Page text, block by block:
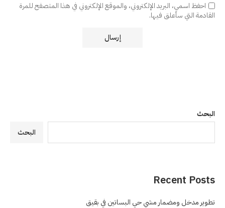
احفظ اسمي، البريد الإلكتروني، والموقع الإلكتروني في هذا المتصفح للمرة
القادمة التي سأعلق فيها.
البحث
البحث
Recent Posts
تطوير مدخل ومضمار مشي حي البساتين في بقيق